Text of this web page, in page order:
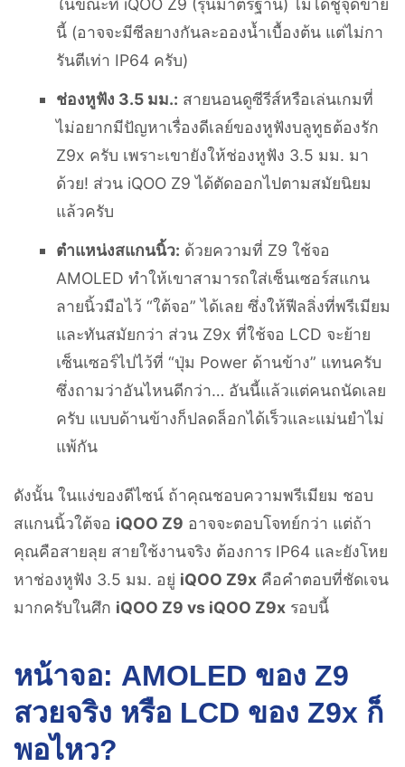
ในขณะที่ iQOO Z9 (รุ่นมาตรฐาน) ไม่ได้ชูจุดขาย
นี้ (อาจจะมีซีลยางกันละอองน้ำเบื้องต้น แต่ไม่กา
รันตีเท่า IP64 ครับ)
ช่องหูฟัง 3.5 มม.: สายนอนดูซีรีส์หรือเล่นเกมที่
ไม่อยากมีปัญหาเรื่องดีเลย์ของหูฟังบลูทูธต้องรัก
Z9x ครับ เพราะเขายังให้ช่องหูฟัง 3.5 มม. มา
ด้วย! ส่วน iQOO Z9 ได้ตัดออกไปตามสมัยนิยม
แล้วครับ
ตำแหน่งสแกนนิ้ว: ด้วยความที่ Z9 ใช้จอ
AMOLED ทำให้เขาสามารถใส่เซ็นเซอร์สแกน
ลายนิ้วมือไว้ “ใต้จอ” ได้เลย ซึ่งให้ฟีลลิ่งที่พรีเมียม
และทันสมัยกว่า ส่วน Z9x ที่ใช้จอ LCD จะย้าย
เซ็นเซอร์ไปไว้ที่ “ปุ่ม Power ด้านข้าง” แทนครับ
ซึ่งถามว่าอันไหนดีกว่า… อันนี้แล้วแต่คนถนัดเลย
ครับ แบบด้านข้างก็ปลดล็อกได้เร็วและแม่นยำไม่
แพ้กัน
ดังนั้น ในแง่ของดีไซน์ ถ้าคุณชอบความพรีเมียม ชอบ
สแกนนิ้วใต้จอ iQOO Z9 อาจจะตอบโจทย์กว่า แต่ถ้า
คุณคือสายลุย สายใช้งานจริง ต้องการ IP64 และยังโหย
หาช่องหูฟัง 3.5 มม. อยู่ iQOO Z9x คือคำตอบที่ชัดเจน
มากครับในศึก iQOO Z9 vs iQOO Z9x รอบนี้
หน้าจอ: AMOLED ของ Z9
สวยจริง หรือ LCD ของ Z9x ก็
พอไหว?